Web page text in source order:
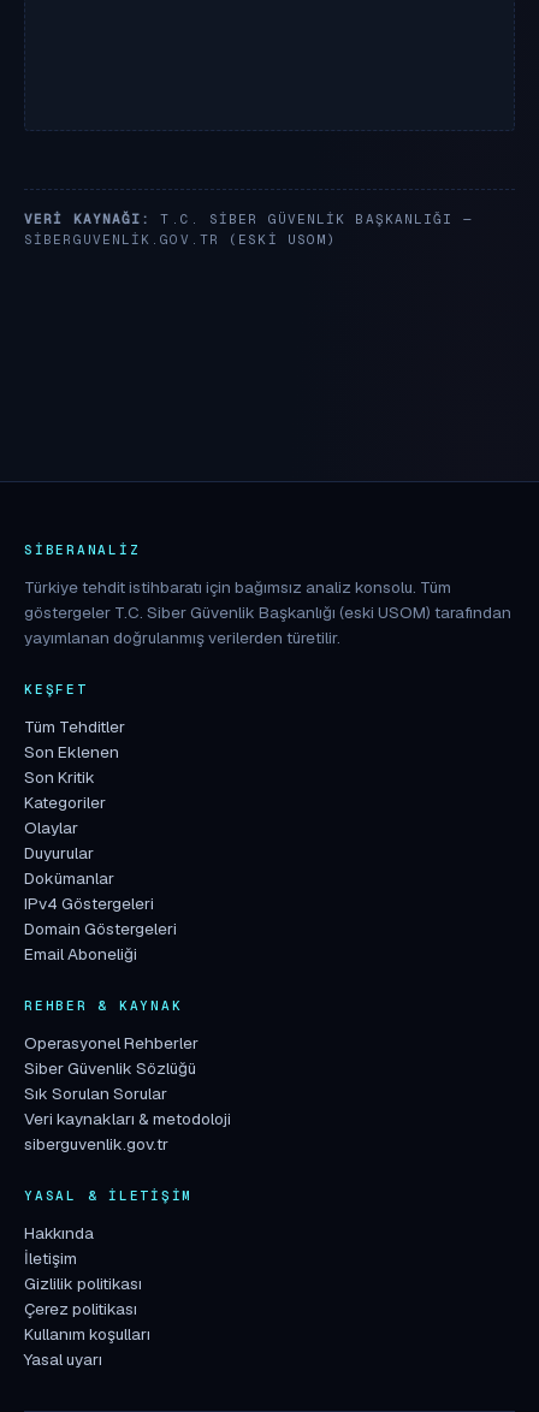
VERI KAYNAĞI:
T.C. SIBER GÜVENLIK BAŞKANLIĞI —
SIBERGUVENLIK.GOV.TR
(ESKI USOM)
SIBERANALIZ
Türkiye tehdit istihbaratı için bağımsız analiz konsolu. Tüm
göstergeler T.C. Siber Güvenlik Başkanlığı (eski USOM) tarafından
yayımlanan doğrulanmış verilerden türetilir.
KEŞFET
Tüm Tehditler
Son Eklenen
Son Kritik
Kategoriler
Olaylar
Duyurular
Dokümanlar
IPv4 Göstergeleri
Domain Göstergeleri
Email Aboneliği
REHBER & KAYNAK
Operasyonel Rehberler
Siber Güvenlik Sözlüğü
Sık Sorulan Sorular
Veri kaynakları & metodoloji
siberguvenlik.gov.tr
YASAL & İLETIŞIM
Hakkında
İletişim
Gizlilik politikası
Çerez politikası
Kullanım koşulları
Yasal uyarı